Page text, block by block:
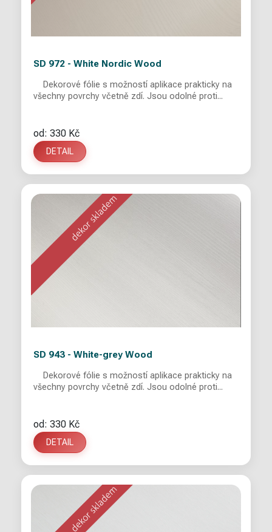
SD 972 - White Nordic Wood
všechny povrchy včetně zdí. Jsou odolné proti...
od: 330 Kč
DETAIL
SD 943 - White-grey Wood
všechny povrchy včetně zdí. Jsou odolné proti...
od: 330 Kč
DETAIL